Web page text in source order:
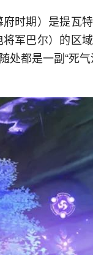
时期）是提瓦
军巴尔）的区
处都是一副“死